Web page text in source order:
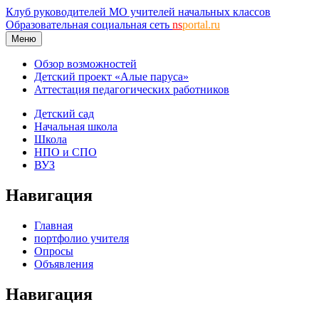
Клуб руководителей МО учителей начальных классов
Образовательная социальная сеть nsportal.ru
Меню
Обзор возможностей
Детский проект «Алые паруса»
Аттестация педагогических работников
Детский сад
Начальная школа
Школа
НПО и СПО
ВУЗ
Навигация
Главная
портфолио учителя
Опросы
Объявления
Навигация